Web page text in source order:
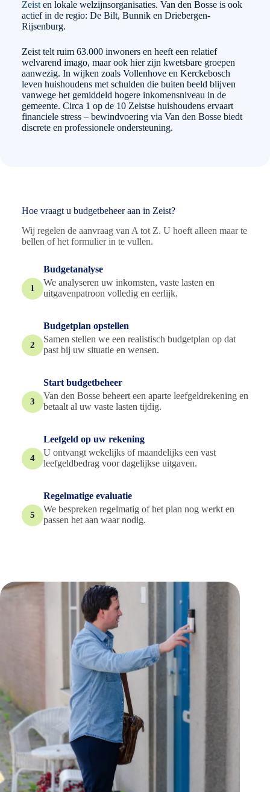
Zeist en lokale welzijnsorganisaties. Van den Bosse is ook
actief in de regio: De Bilt, Bunnik en Driebergen-
Rijsenburg.
Zeist telt ruim 63.000 inwoners en heeft een relatief
welvarend imago, maar ook hier zijn kwetsbare groepen
aanwezig. In wijken zoals Vollenhove en Kerckebosch
leven huishoudens met schulden die buiten beeld blijven
vanwege het gemiddeld hogere inkomensniveau in de
gemeente. Circa 1 op de 10 Zeistse huishoudens ervaart
financiele stress – bewindvoering via Van den Bosse biedt
discrete en professionele ondersteuning.
Hoe vraagt u budgetbeheer aan in Zeist?
Wij regelen de aanvraag van A tot Z. U hoeft alleen maar te
bellen of het formulier in te vullen.
1
Budgetanalyse
We analyseren uw inkomsten, vaste lasten en
uitgavenpatroon volledig en eerlijk.
2
Budgetplan opstellen
Samen stellen we een realistisch budgetplan op dat
past bij uw situatie en wensen.
3
Start budgetbeheer
Van den Bosse beheert een aparte leefgeldrekening en
betaalt al uw vaste lasten tijdig.
4
Leefgeld op uw rekening
U ontvangt wekelijks of maandelijks een vast
leefgeldbedrag voor dagelijkse uitgaven.
5
Regelmatige evaluatie
We bespreken regelmatig of het plan nog werkt en
passen het aan waar nodig.